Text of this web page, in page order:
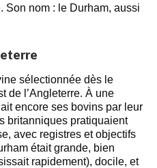
Son nom : le Durham, aussi
sélectionnée dès le
de l’Angleterre. À une
encore ses bovins par leur
britanniques pratiquaient
avec registres et objectifs
était grande, bien
rapidement), docile, et